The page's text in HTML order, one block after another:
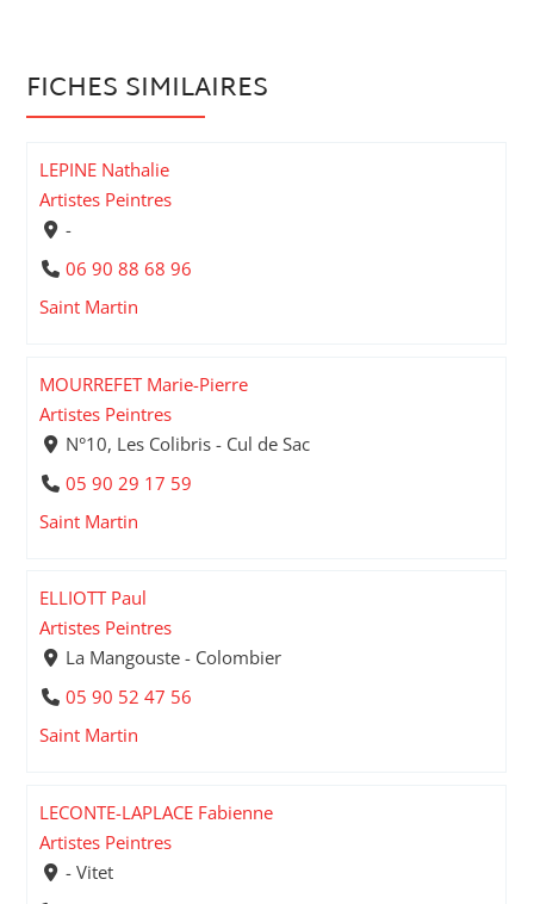
FICHES SIMILAIRES
LEPINE Nathalie
Artistes Peintres
-
06 90 88 68 96
Saint Martin
MOURREFET Marie-Pierre
Artistes Peintres
N°10, Les Colibris - Cul de Sac
05 90 29 17 59
Saint Martin
ELLIOTT Paul
Artistes Peintres
La Mangouste - Colombier
05 90 52 47 56
Saint Martin
LECONTE-LAPLACE Fabienne
Artistes Peintres
- Vitet